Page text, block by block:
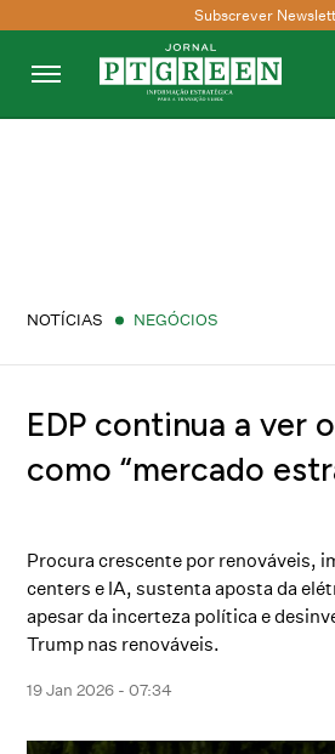
Subscrever
NOTÍCIAS NEGÓCIOS
EDP continua a ver
como “mercado
Procura crescente por renováveis,
centers e IA, sustenta aposta da
apesar da incerteza política e
Trump nas renováveis.
19 Jan 2026 - 07:34